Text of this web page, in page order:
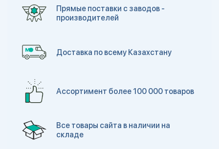
Прямые поставки с заводов -
производителей
Доставка по всему Казахстану
Ассортимент более 100 000 товаров
Все товары сайта в наличии на
складе